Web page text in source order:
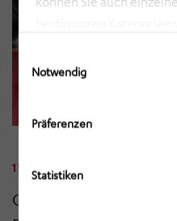
Sie ein, dass HÖRMANN
Informationen
zusammenhängende
darf, die nicht ohnehin
stellen kann. Mit Klick auf
Einwilligungsauswahl
Notwendig
Präferenzen
Statistiken
17. JUNI 2026
Gemeinsame